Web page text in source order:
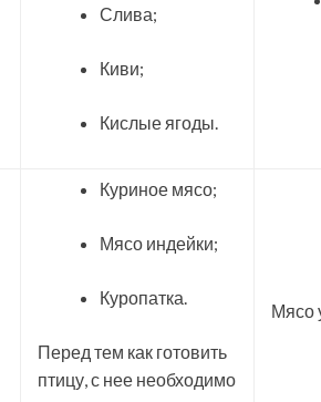
Слива;
Киви;
Кислые ягоды.
Куриное мясо;
Мясо индейки;
Куропатка.
Перед тем как готовить
птицу, с нее необходимо
Мясо